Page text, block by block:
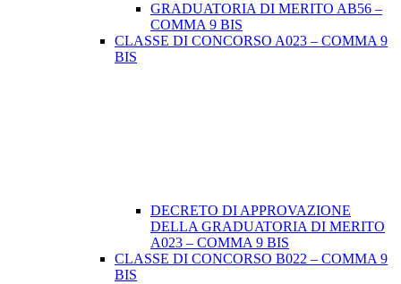
GRADUATORIA DI MERITO AB56 –
COMMA 9 BIS
CLASSE DI CONCORSO A023 – COMMA 9
BIS
DECRETO DI APPROVAZIONE
DELLA GRADUATORIA DI MERITO
A023 – COMMA 9 BIS
CLASSE DI CONCORSO B022 – COMMA 9
BIS